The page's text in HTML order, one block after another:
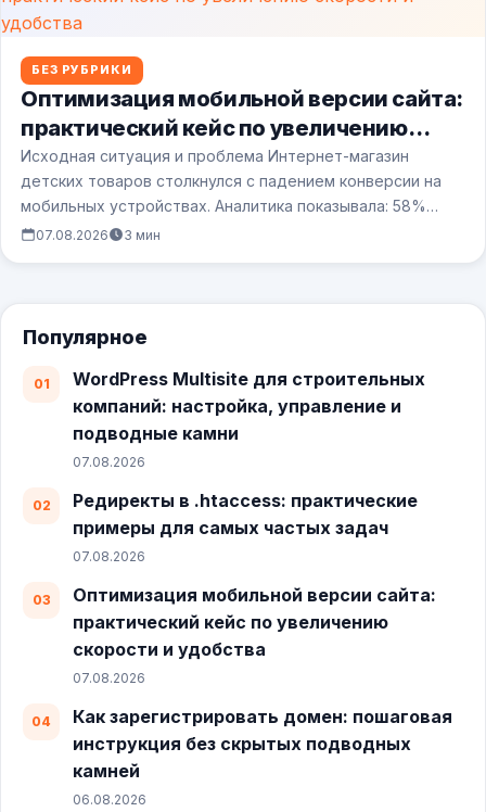
БЕЗ РУБРИКИ
Оптимизация мобильной версии сайта:
практический кейс по увеличению
скорости и удобства
Исходная ситуация и проблема Интернет-магазин
детских товаров столкнулся с падением конверсии на
мобильных устройствах. Аналитика показывала: 58%
пользователей уходили со…
07.08.2026 3 мин
Популярное
WordPress Multisite для строительных
компаний: настройка, управление и
подводные камни
07.08.2026
Редиректы в .htaccess: практические
примеры для самых частых задач
07.08.2026
Оптимизация мобильной версии сайта:
практический кейс по увеличению
скорости и удобства
07.08.2026
Как зарегистрировать домен: пошаговая
инструкция без скрытых подводных
камней
06.08.2026